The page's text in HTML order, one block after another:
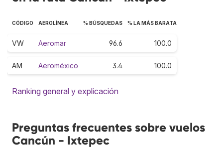
CÓDIGO AEROLÍNEA % BÚSQUEDAS % LA MÁS BARATA
VW Aeromar 96.6 100.0
AM Aeroméxico 3.4 100.0
Ranking general y explicación
Preguntas frecuentes sobre vuelos
Cancún - Ixtepec